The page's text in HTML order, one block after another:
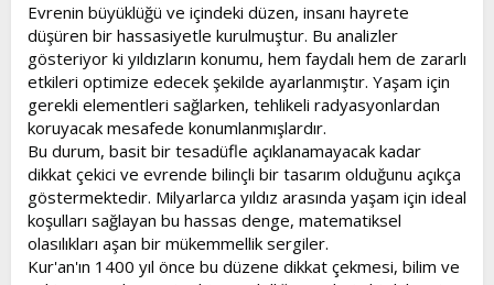
Evrenin büyüklüğü ve içindeki düzen, insanı hayrete
düşüren bir hassasiyetle kurulmuştur. Bu analizler
gösteriyor ki yıldızların konumu, hem faydalı hem de zararlı
etkileri optimize edecek şekilde ayarlanmıştır. Yaşam için
gerekli elementleri sağlarken, tehlikeli radyasyonlardan
koruyacak mesafede konumlanmışlardır.
Bu durum, basit bir tesadüfle açıklanamayacak kadar
dikkat çekici ve evrende bilinçli bir tasarım olduğunu açıkça
göstermektedir. Milyarlarca yıldız arasında yaşam için ideal
koşulları sağlayan bu hassas denge, matematiksel
olasılıkları aşan bir mükemmellik sergiler.
Kur'an'ın 1400 yıl önce bu düzene dikkat çekmesi, bilim ve